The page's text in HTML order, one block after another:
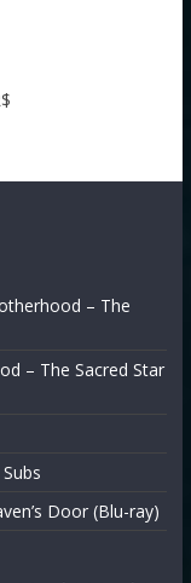
– The
– The Sacred Star
Door (Blu-ray)